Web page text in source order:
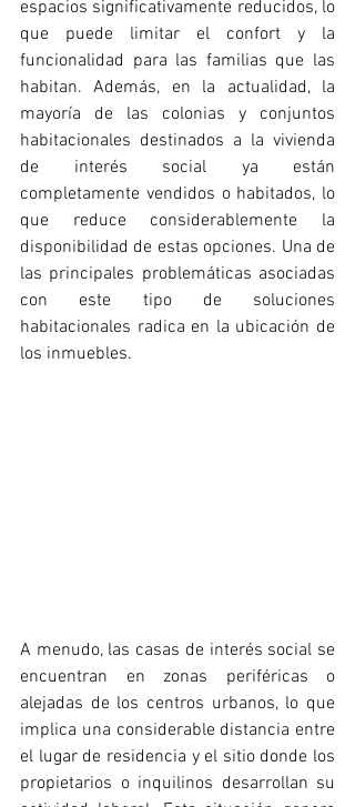
espacios significativamente reducidos, lo
que puede limitar el confort y la
funcionalidad para las familias que las
habitan. Además, en la actualidad, la
mayoría de las colonias y conjuntos
habitacionales destinados a la vivienda
de interés social ya están
completamente vendidos o habitados, lo
que reduce considerablemente la
disponibilidad de estas opciones. Una de
las principales problemáticas asociadas
con este tipo de soluciones
habitacionales radica en la ubicación de
los inmuebles.
A menudo, las casas de interés social se
encuentran en zonas periféricas o
alejadas de los centros urbanos, lo que
implica una considerable distancia entre
el lugar de residencia y el sitio donde los
propietarios o inquilinos desarrollan su